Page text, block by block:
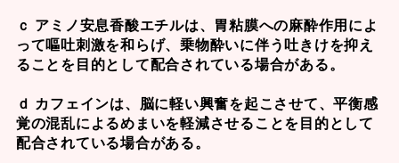
ｃ アミノ安息香酸エチルは、胃粘膜への麻酔作用によ
って嘔吐刺激を和らげ、乗物酔いに伴う吐きけを抑え
ることを目的として配合されている場合がある。
ｄ カフェインは、脳に軽い興奮を起こさせて、平衡感
覚の混乱によるめまいを軽減させることを目的として
配合されている場合がある。